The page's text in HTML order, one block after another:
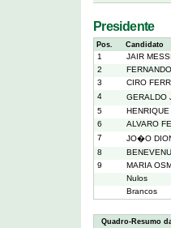
Presidente
Pos. Candidato
1
JAIR
2
3
CIRO
4
GERALDO
5
6
ALVARO
7
JO�O
8
9
MARIA
Nulos
Brancos
Quadro-Resumo